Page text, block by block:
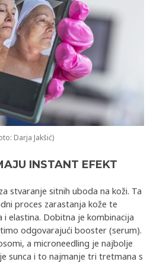
Darja Jakšić)
INSTANT EFEKT
za stvaranje sitnih uboda na koži. Ta
proces zarastanja kože te
elastina. Dobitna je kombinacija
odgovarajući booster (serum).
a microneedling je najbolje
sunca i to najmanje tri tretmana s